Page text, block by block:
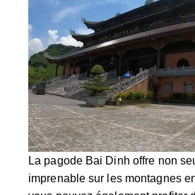
La pagode Bai Dinh offre non
imprenable sur les montagnes